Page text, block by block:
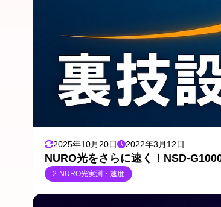
2025年10月20日 2022年3月12日
NURO光をさらに速く！NSD-
2-NURO光実測・速度